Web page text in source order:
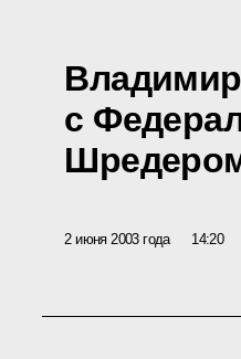
с
2 июня 2003 года 14:20